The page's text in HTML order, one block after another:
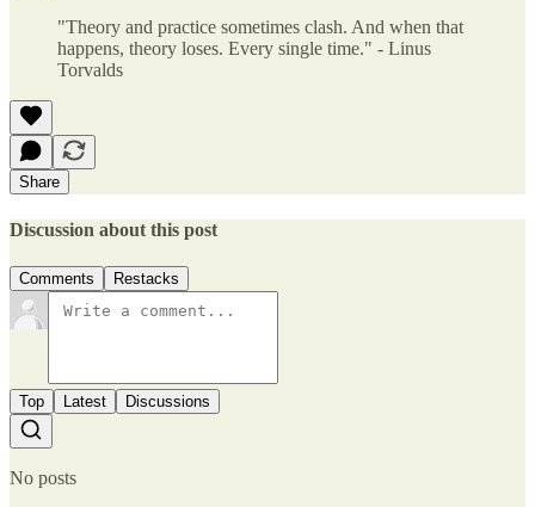
"Theory and practice sometimes clash. And when that
happens, theory loses. Every single time." - Linus
Torvalds
Share
Discussion about this post
Comments Restacks
Top Latest Discussions
No posts